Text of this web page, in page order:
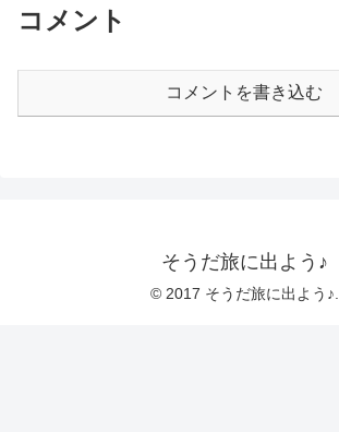
コメント
コメントを書き込む
そうだ旅に出よう♪
© 2017 そうだ旅に出よう♪.